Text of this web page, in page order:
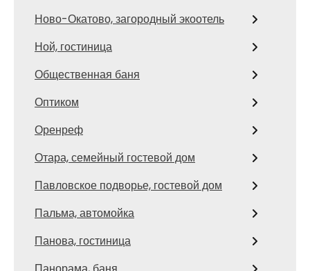
Ново-Окатово, загородный экоотель
Ной, гостиница
Общественная баня
Оптиком
Оренреф
Отара, семейный гостевой дом
Павловское подворье, гостевой дом
Пальма, автомойка
Панова, гостиница